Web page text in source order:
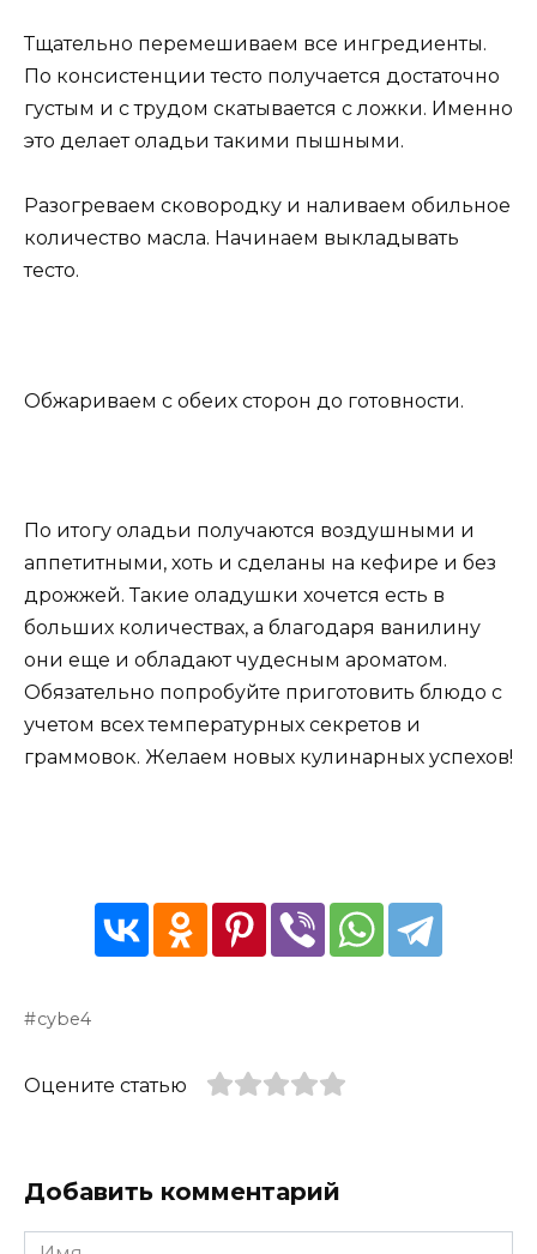
Тщательно перемешиваем все ингредиенты.
По консистенции тесто получается достаточно
густым и с трудом скатывается с ложки. Именно
это делает оладьи такими пышными.
Разогреваем сковородку и наливаем обильное
количество масла. Начинаем выкладывать
тесто.
Обжариваем с обеих сторон до готовности.
По итогу оладьи получаются воздушными и
аппетитными, хоть и сделаны на кефире и без
дрожжей. Такие оладушки хочется есть в
больших количествах, а благодаря ванилину
они еще и обладают чудесным ароматом.
Обязательно попробуйте приготовить блюдо с
учетом всех температурных секретов и
граммовок. Желаем новых кулинарных успехов!
cybe4
Оцените статью
Добавить комментарий
Имя